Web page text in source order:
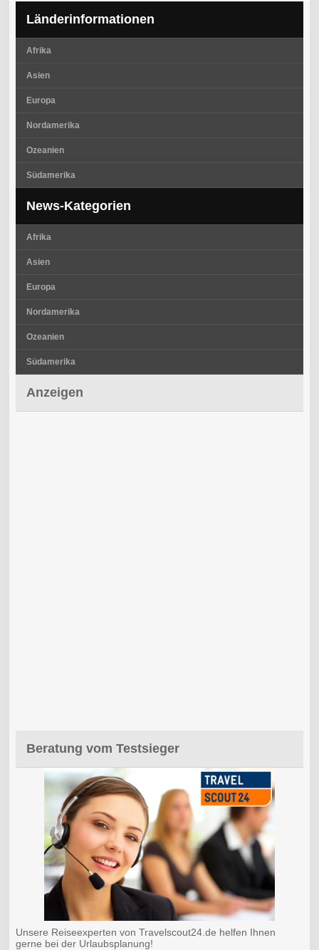
Länderinformationen
Afrika
Asien
Europa
Nordamerika
Ozeanien
Südamerika
News-Kategorien
Afrika
Asien
Europa
Nordamerika
Ozeanien
Südamerika
Anzeigen
Beratung vom Testsieger
Unsere Reiseexperten von Travelscout24.de helfen Ihnen
gerne bei der Urlaubsplanung!